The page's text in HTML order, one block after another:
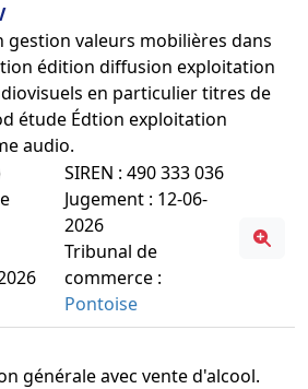
gestion valeurs mobilières dans
édition diffusion exploitation
en particulier titres de
étude Édtion exploitation
audio.
SIREN : 490 333 036
Jugement : 12-06-
2026
Tribunal de
commerce :
Pontoise
générale avec vente d'alcool.